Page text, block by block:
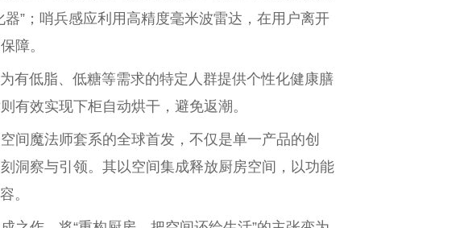
器”；哨兵感应利用高精度毫米波雷达，在用户离开
障。
有低脂、低糖等需求的特定人群提供个性化健康膳
有效实现下柜自动烘干，避免返潮。
间魔法师套系的全球首发，不仅是单一产品的创
洞察与引领。其以空间集成释放厨房空间，以功能
。